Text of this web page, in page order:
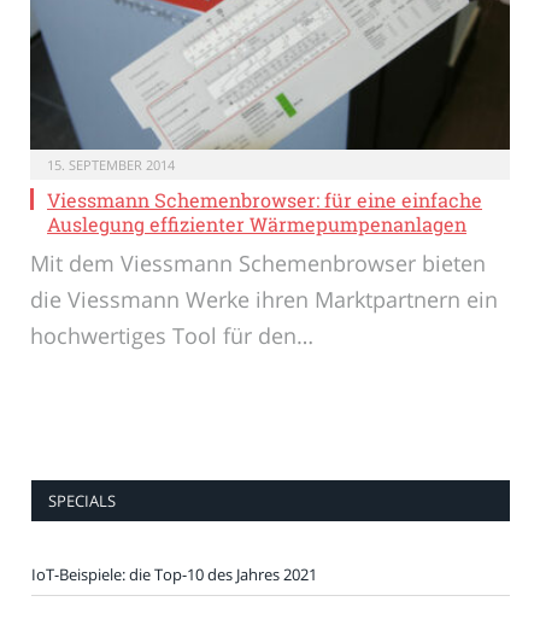
15. SEPTEMBER 2014
Viessmann Schemenbrowser: für eine einfache
Auslegung effizienter Wärmepumpenanlagen
Mit dem Viessmann Schemenbrowser bieten
die Viessmann Werke ihren Marktpartnern ein
hochwertiges Tool für den…
SPECIALS
IoT-Beispiele: die Top-10 des Jahres 2021